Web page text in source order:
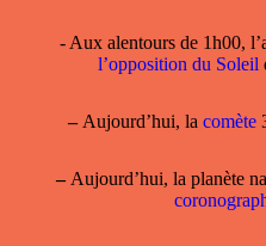
- Aux alentours de 1h00,
l’opposition du Soleil
–Aujourd’hui, la comète
–Aujourd’hui, la planète